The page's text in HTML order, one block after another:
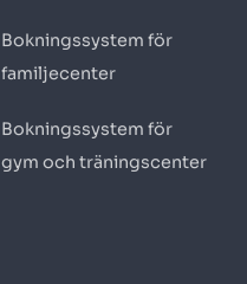
Bokningssystem för
familjecenter
Bokningssystem för
gym och träningscenter